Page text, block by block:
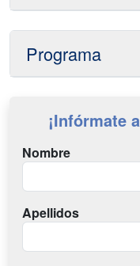
Programa
¡Infórmate
Nombre
Apellidos